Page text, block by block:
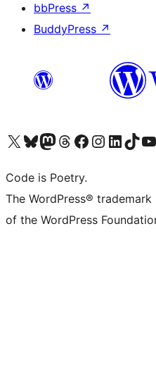
bbPress ↗
BuddyPress ↗
ຢ້ຽມຊົມບັນຊີ X (ຊື່ເກົ່າ Twitter) ຂອງພວກເຮົາຢ້ຽມຊົມບັນຊີ Bluesky ຂອງພວກເຮົາຢ້ຽມຊົມບັນຊີ Mastodon ຂອງພວກເຮົາຢ້ຽມຊົມບັນຊີ Threads ຂອງພວກເຮົາຢ້ຽມຊົມໜ້າ Facebook ຂອງພວກເຮົາຢ້ຽມຊົມບັນຊີ Instagram ຂອງພວກເຮົາຢ້ຽມຊົມບັນຊີ LinkedIn ຂອງພວກເຮົາຢ້ຽມຊົມບັນຊີ TikTok ຂອງພວກເຮົາ
ຢ້ຽມຊົມຊ່ອງ
Code is Poetry.
The WordPress®
of the WordPress